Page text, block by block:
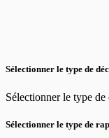
Sélectionner le type de
Sélectionner le type
Sélectionner le type de